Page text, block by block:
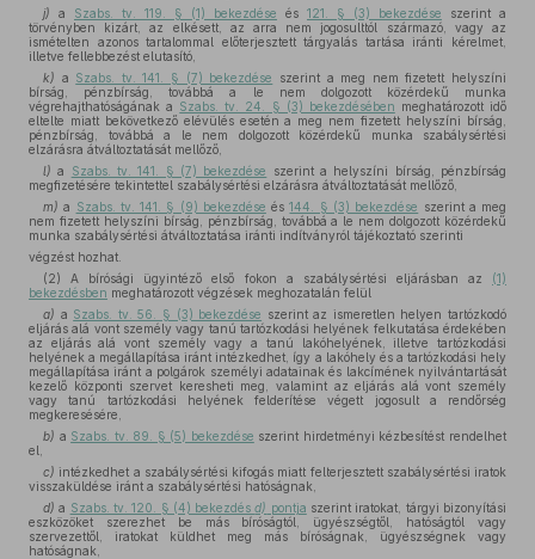
j) a Szabs. tv. 119. § (1) bekezdése és 121. § (3) bekezdése szerint a
törvényben kizárt, az elkésett, az arra nem jogosulttól származó, vagy az
ismételten azonos tartalommal előterjesztett tárgyalás tartása iránti kérelmet,
illetve fellebbezést elutasító,
k) a Szabs. tv. 141. § (7) bekezdése
szerint a meg nem fizetett helyszíni
bírság, pénzbírság, továbbá a le nem dolgozott közérdekű munka
végrehajthatóságának a Szabs. tv. 24. § (3) bekezdésében meghatározott idő
eltelte miatt bekövetkező elévülés esetén a meg nem fizetett helyszíni bírság,
pénzbírság, továbbá a le nem dolgozott közérdekű munka szabálysértési
elzárásra átváltoztatását mellőző,
l) a Szabs. tv. 141. § (7) bekezdése
szerint a helyszíni bírság, pénzbírság
megfizetésére tekintettel szabálysértési elzárásra átváltoztatását mellőző,
m) a Szabs. tv. 141. § (9) bekezdése és144. § (3) bekezdése szerint a meg
nem fizetett helyszíni bírság, pénzbírság, továbbá a le nem dolgozott közérdekű
munka szabálysértési átváltoztatása iránti indítványról tájékoztató szerinti
végzést hozhat.
(2) A bírósági ügyintéző első fokon a szabálysértési eljárásban az (1)
bekezdésben meghatározott végzések meghozatalán felül
a) a Szabs. tv. 56. § (3) bekezdése szerint az ismeretlen helyen tartózkodó
eljárás alá vont személy vagy tanú tartózkodási helyének felkutatása érdekében
az eljárás alá vont személy vagy a tanú lakóhelyének, illetve tartózkodási
helyének a megállapítása iránt intézkedhet, így a lakóhely és a tartózkodási hely
megállapítása iránt a polgárok személyi adatainak és lakcímének nyilvántartását
kezelő központi szervet keresheti meg, valamint az eljárás alá vont személy
vagy tanú tartózkodási helyének felderítése végett jogosult a rendőrség
megkeresésére,
b) a Szabs. tv. 89. § (5) bekezdése szerint hirdetményi kézbesítést rendelhet
el,
c) intézkedhet a szabálysértési kifogás miatt felterjesztett szabálysértési iratok
visszaküldése iránt a szabálysértési hatóságnak,
d) a Szabs. tv. 120. § (4) bekezdésd) pontja szerint iratokat, tárgyi bizonyítási
eszközöket szerezhet be más bíróságtól, ügyészségtől, hatóságtól vagy
szervezettől, iratokat küldhet meg más bíróságnak, ügyészségnek vagy
hatóságnak,